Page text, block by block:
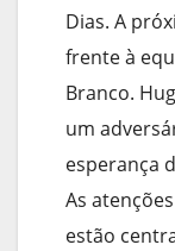
Dias. A
frente à
Branco.
um
esperança
As
estão